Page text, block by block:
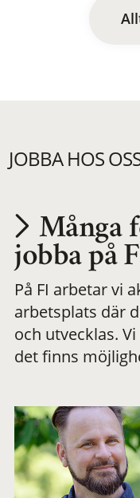
JOBBA HOS
flexibel
Många
jobba på
På FI arbetar vi
arbetsplats där
och utvecklas.
det finns